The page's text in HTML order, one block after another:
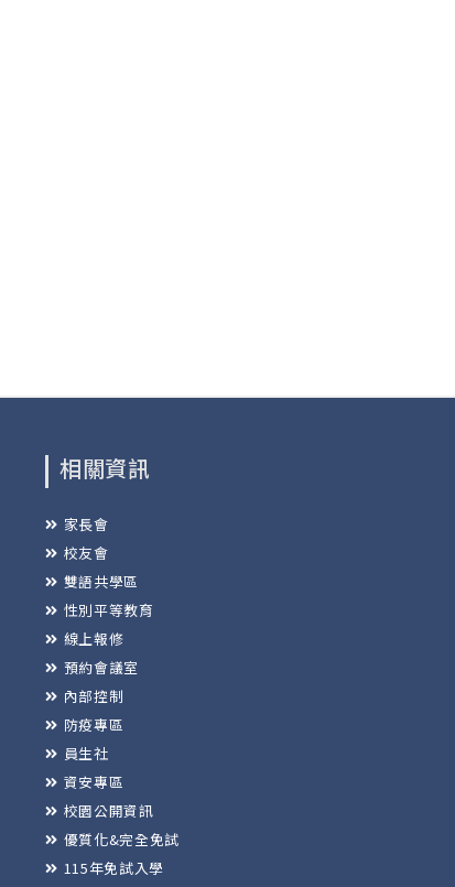
相關資訊
家長會
校友會
雙語共學區
性別平等教育
線上報修
預約會議室
內部控制
防疫專區
員生社
資安專區
校園公開資訊
優質化&完全免試
115年免試入學